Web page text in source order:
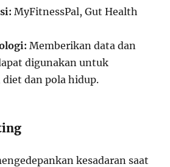
MyFitnessPal, Gut Health
Memberikan data dan
digunakan untuk
dan pola hidup.
kesadaran saat